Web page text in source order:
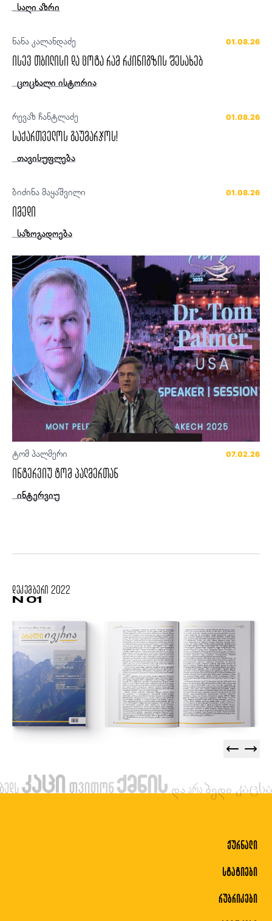
საღი აზრი
ნანა კალანდაძე 01.08.26
ისევ თბილისი და ცოტა რამ რკინიგზის შესახებ
ცოცხალი ისტორია
რევაზ ჩანტლაძე 01.08.26
საქართველოს გაუმარჯოს!
თავისუფლება
ბიძინა მაყაშვილი 01.08.26
იმედი
საზოგადოება
ტომ პალმერი 07.02.26
ინტერვიუ ტომ პალმერთან
ინტერვიუ
დეკემბერი 2022
N 01
ჟურნალი
სტატიები
რუბრიკები